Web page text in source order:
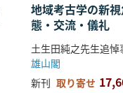
地域考古学の新
態・交流・儀礼
雄山閣
新刊 取り寄せ